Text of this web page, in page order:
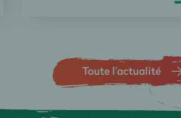
Toute l’actualité